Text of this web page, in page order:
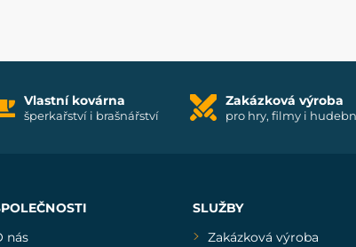
Vlastní kovárna
šperkařství i brašnářství
Zakázková výroba
pro hry, filmy i
nás
SLUŽBY
Zakázková výroba